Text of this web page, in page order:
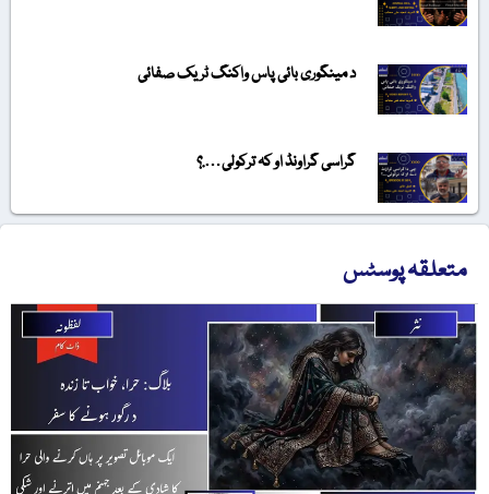
د مینگوری بائی پاس واکنگ ٹریک صفائی
گراسی گراونڈ او کہ ترکولی….؟
متعلقہ پوسٹس